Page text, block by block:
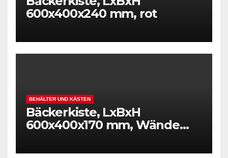
600x400x240 mm, rot
BEHÄLTER UND KÄSTEN
Bäckerkiste, LxBxH
600x400x170 mm, Wände
Gewicht 1,50 kg, rot